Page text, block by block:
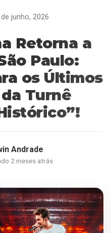
junho, 2026
Retorna a
Paulo:
os Últimos
Turnê
Andrade
2 meses atrás